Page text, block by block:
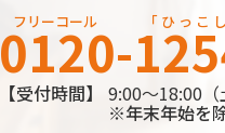
フリーコール 「 ひ っ こ し
0120-
【受付時間】 9:00～18:00（
※年末年始を